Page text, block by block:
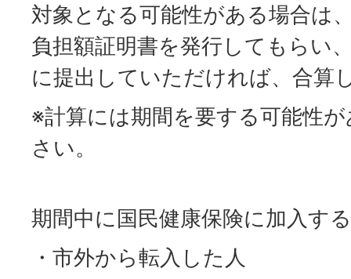
対象となる可能性がある場合は
負担額証明書を発行してもらい
に提出していただければ、合算
※計算には期間を要する可能性
さい。
期間中に国民健康保険に加入す
・市外から転入した人